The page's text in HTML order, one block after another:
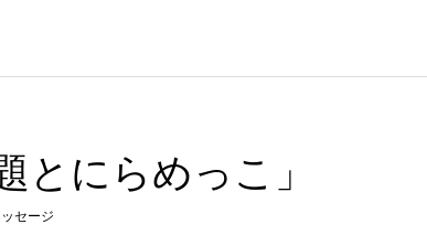
とにらめっこ」
セージ